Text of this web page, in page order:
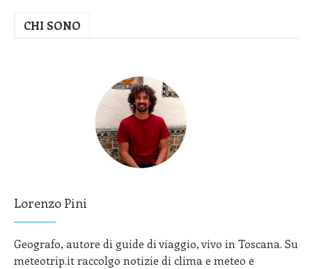
CHI SONO
Lorenzo Pini
Geografo, autore di guide di viaggio, vivo in Toscana. Su
meteotrip.it raccolgo notizie di clima e meteo e